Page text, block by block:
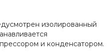
изолированный
и конденсатором.